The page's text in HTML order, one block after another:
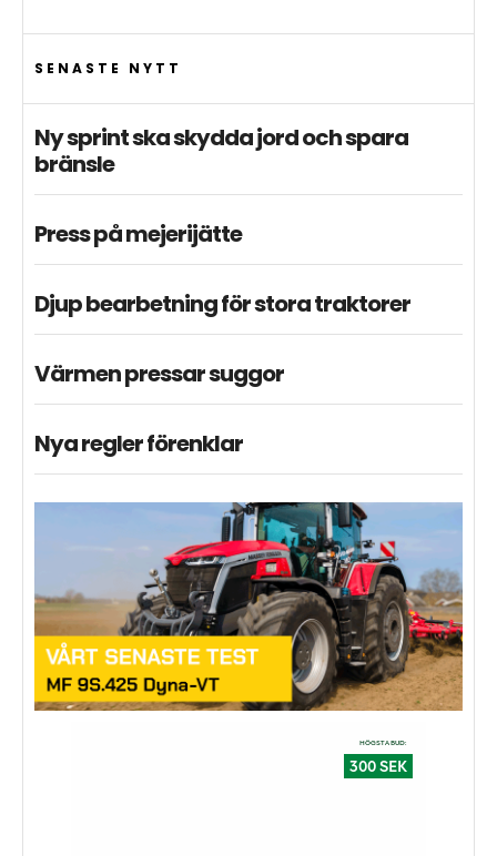
SENASTE NYTT
Ny sprint ska skydda jord och spara
bränsle
Press på mejerijätte
Djup bearbetning för stora traktorer
Värmen pressar suggor
Nya regler förenklar